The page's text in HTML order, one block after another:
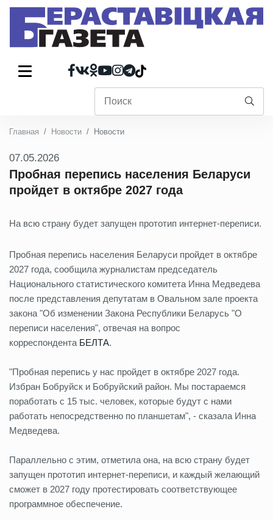
Главная Новости Новости
07.05.2026
Пробная перепись населения Беларуси
пройдет в октябре 2027 года
На всю страну будет запущен прототип интернет-переписи.
Пробная перепись населения Беларуси пройдет в октябре
2027 года, сообщила журналистам председатель
Национального статистического комитета Инна Медведева
после представления депутатам в Овальном зале проекта
закона "Об изменении Закона Республики Беларусь "О
переписи населения", отвечая на вопрос
корреспондента БЕЛТА.
"Пробная перепись у нас пройдет в октябре 2027 года.
Избран Бобруйск и Бобруйский район. Мы постараемся
поработать с 15 тыс. человек, которые будут с нами
работать непосредственно по планшетам", - сказала Инна
Медведева.
Параллельно с этим, отметила она, на всю страну будет
запущен прототип интернет-переписи, и каждый желающий
сможет в 2027 году протестировать соответствующее
программное обеспечение.